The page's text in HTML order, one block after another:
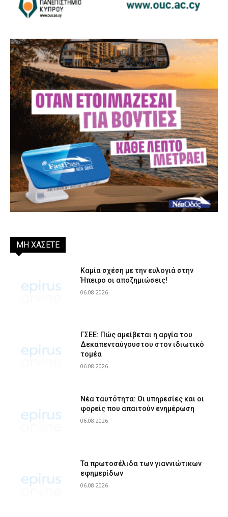
ΜΗ ΧΑΣΕΤΕ
Καμία σχέση με την ευλογιά στην
Ήπειρο οι αποζημιώσεις!
06.08.2026
ΓΣΕΕ: Πώς αμείβεται η αργία του
Δεκαπενταύγουστου στον ιδιωτικό
τομέα
06.08.2026
Νέα ταυτότητα: Οι υπηρεσίες και οι
φορείς που απαιτούν ενημέρωση
06.08.2026
Τα πρωτοσέλιδα των γιαννιώτικων
εφημερίδων
06.08.2026